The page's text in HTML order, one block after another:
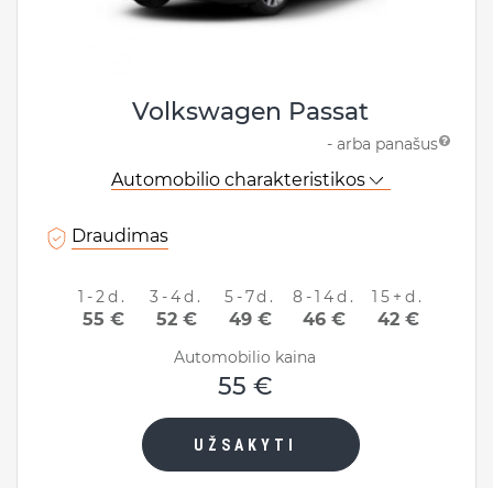
Volkswagen Passat
- arba panašus
Automobilio charakteristikos
Draudimas
1-2d.
55 €
3-4d.
52 €
5-7d.
49 €
8-14d.
46 €
15+d.
42 €
Automobilio kaina
55 €
UŽSAKYTI